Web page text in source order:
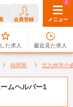
会員登録 メニュー
0
た求人
0
最近見た求人
福岡県 北九州市小
ムヘルパー1